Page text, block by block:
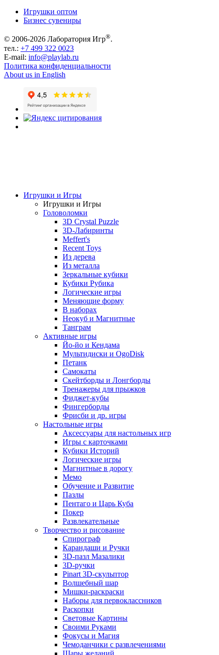
Игрушки оптом
Бизнес сувениры
© 2006-2026 Лаборатория Игр®.
тел.: +7 499 322 0023
E-mail: info@playlab.ru
Политика конфиденциальности
About us in English
Игрушки и Игры
Игрушки и Игры
Головоломки
3D Crystal Puzzle
3D-Лабиринты
Meffert's
Recent Toys
Из дерева
Из металла
Зеркальные кубики
Кубики Рубика
Логические игры
Меняющие форму
В наборах
Неокуб и Магнитные
Танграм
Активные игры
Йо-йо и Кендама
Мультидиски и OgoDisk
Петанк
Самокаты
Скейтборды и Лонгборды
Тренажеры для прыжков
Фиджет-кубы
Фингерборды
Фрисби и др. игры
Настольные игры
Аксессуары для настольных игр
Игры с карточками
Кубики Историй
Логические игры
Магнитные в дорогу
Мемо
Обучение и Развитие
Пазлы
Пентаго и Царь Куба
Покер
Развлекательные
Творчество и рисование
Спирограф
Карандаши и Ручки
3D-пазл Мазалики
3D-ручки
Pinart 3D-скульптор
Волшебный шар
Мишки-раскраски
Наборы для первоклассников
Раскопки
Световые Картины
Своими Руками
Фокусы и Магия
Чемоданчики с развлечениями
Шары желаний